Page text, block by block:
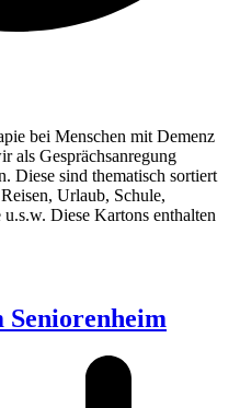
bei Menschen mit Demenz
als Gesprächsanregung
Diese sind thematisch sortiert
Urlaub, Schule,
Diese Kartons enthalten